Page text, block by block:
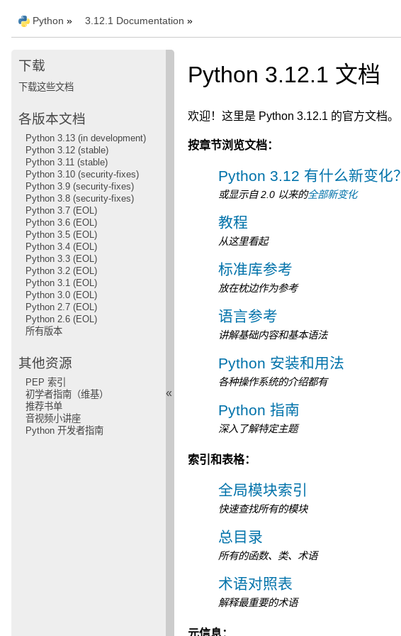
Python » 3.12.1 Documentation »
Python 3.12.1 文档
欢迎！这里是 Python 3.12.1 的官方文档。
按章节浏览文档：
Python 3.12 有什么新变化？
或显示自 2.0 以来的全部新变化
教程
从这里看起
标准库参考
放在枕边作为参考
语言参考
讲解基础内容和基本语法
Python 安装和用法
各种操作系统的介绍都有
Python 指南
深入了解特定主题
索引和表格：
全局模块索引
快速查找所有的模块
总目录
所有的函数、类、术语
术语对照表
解释最重要的术语
元信息：
下载
下载这些文档
各版本文档
Python 3.13 (in development)
Python 3.12 (stable)
Python 3.11 (stable)
Python 3.10 (security-fixes)
Python 3.9 (security-fixes)
Python 3.8 (security-fixes)
Python 3.7 (EOL)
Python 3.6 (EOL)
Python 3.5 (EOL)
Python 3.4 (EOL)
Python 3.3 (EOL)
Python 3.2 (EOL)
Python 3.1 (EOL)
Python 3.0 (EOL)
Python 2.7 (EOL)
Python 2.6 (EOL)
所有版本
其他资源
PEP 索引
初学者指南（维基）
推荐书单
音视频小讲座
Python 开发者指南
«